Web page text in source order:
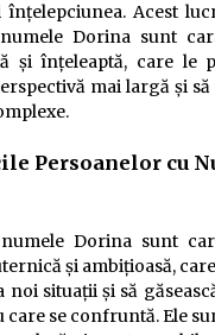
înțelepciunea. Acest
Dorina sunt
și înțeleaptă, care le
mai largă și să
Persoanelor cu
Dorina sunt
și ambițioasă,
noi situații și să
care se confruntă. Ele